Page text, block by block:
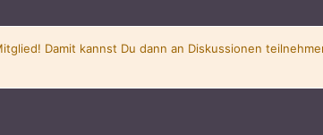
Damit kannst Du dann an Diskussionen